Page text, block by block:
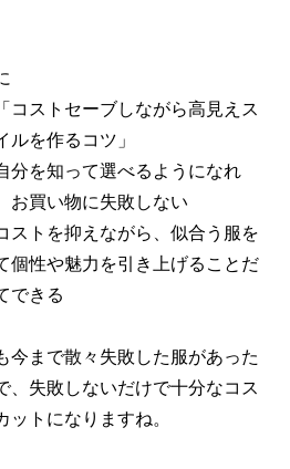
コストセーブしながら高見えス
ルを作るコツ」
分を知って選べるようになれ
お買い物に失敗しない
ストを抑えながら、似合う服を
個性や魅力を引き上げることだ
できる
今まで散々失敗した服があった
、失敗しないだけで十分なコス
ットになりますね。